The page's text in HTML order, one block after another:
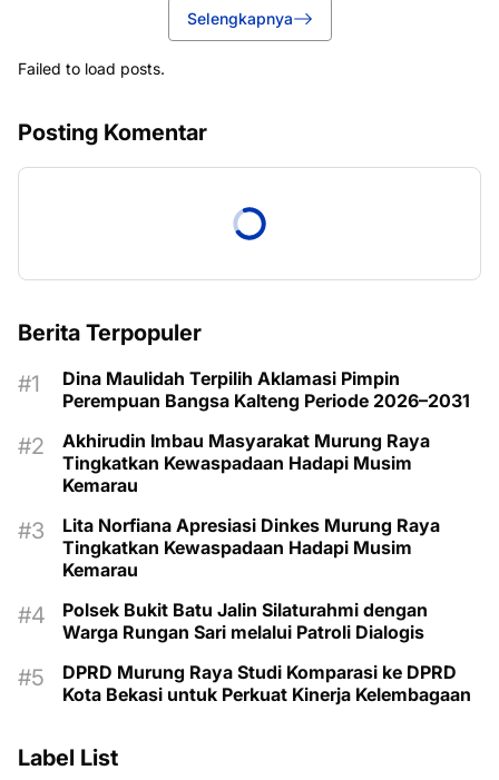
Selengkapnya
Failed to load posts.
Posting Komentar
Berita Terpopuler
Dina Maulidah Terpilih Aklamasi Pimpin
Perempuan Bangsa Kalteng Periode 2026–2031
Akhirudin Imbau Masyarakat Murung Raya
Tingkatkan Kewaspadaan Hadapi Musim
Kemarau
Lita Norfiana Apresiasi Dinkes Murung Raya
Tingkatkan Kewaspadaan Hadapi Musim
Kemarau
Polsek Bukit Batu Jalin Silaturahmi dengan
Warga Rungan Sari melalui Patroli Dialogis
DPRD Murung Raya Studi Komparasi ke DPRD
Kota Bekasi untuk Perkuat Kinerja Kelembagaan
Label List